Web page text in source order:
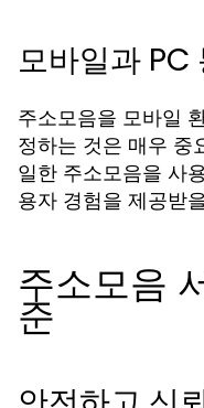
모바일과 PC
주소모음을 모바일
정하는 것은 매우 중
일한 주소모음을 사
용자 경험을 제공받
주소모음
준